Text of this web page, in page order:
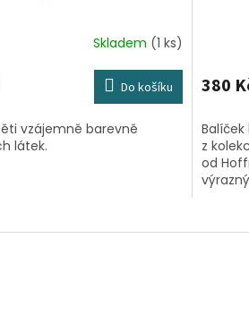
Skladem (1 ks)
Do košíku
vzájemně barevně
látek.
380
z
od